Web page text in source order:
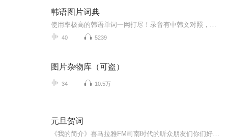
韩语图片词典
40 5239
图片杂物库（可盗）
34 10.5万
元旦贺词